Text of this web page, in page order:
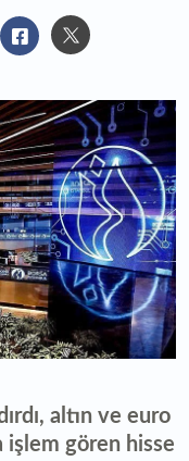
altın ve euro
işlem gören hisse